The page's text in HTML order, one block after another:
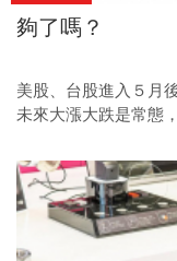
夠了嗎？
美股、台股進入５月
未來大漲大跌是常態